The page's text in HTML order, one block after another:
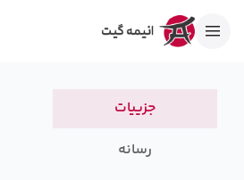
جزییات
رسانه‌